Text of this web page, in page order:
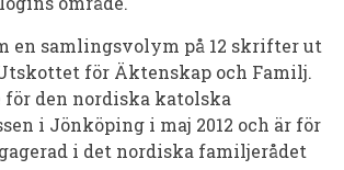
en samlingsvolym på 12 skrifter ut
för Äktenskap och Familj.
för den nordiska katolska
i Jönköping i maj 2012 och är för
i det nordiska familjerådet